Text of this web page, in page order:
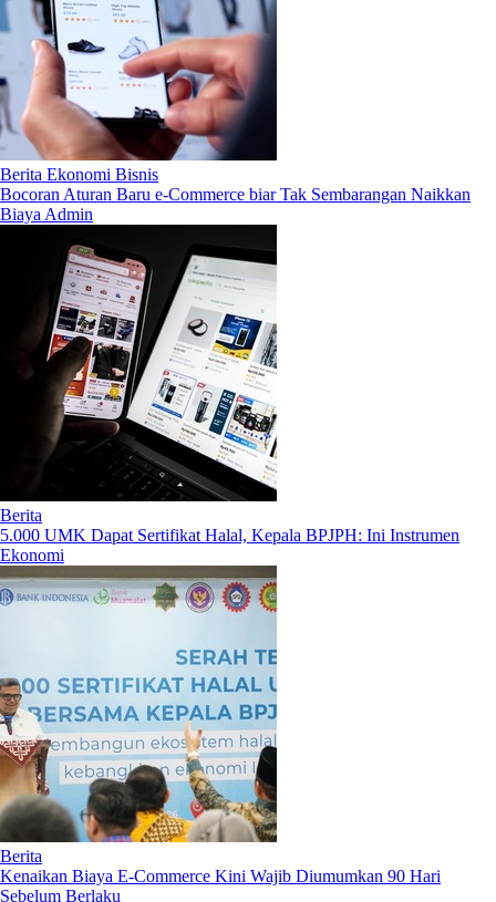
Berita Ekonomi Bisnis
Bocoran Aturan Baru e-Commerce biar Tak Sembarangan Naikkan
Biaya Admin
Berita
5.000 UMK Dapat Sertifikat Halal, Kepala BPJPH: Ini Instrumen
Ekonomi
Berita
Kenaikan Biaya E-Commerce Kini Wajib Diumumkan 90 Hari
Sebelum Berlaku